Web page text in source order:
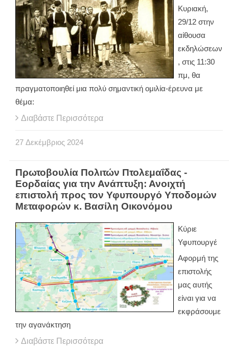
Κυριακή,
29/12 στην
αίθουσα
εκδηλώσεων
, στις 11:30
πμ, θα
πραγματοποιηθεί μια πολύ σημαντική ομιλία-έρευνα με
θέμα:
Διαβάστε Περισσότερα
27 Δεκέμβριος 2024
Πρωτοβουλία Πολιτών Πτολεμαΐδας -
Εορδαίας για την Ανάπτυξη: Ανοιχτή
επιστολή προς τον Υφυπουργό Υποδομών
Μεταφορών κ. Βασίλη Οικονόμου
Κύριε
Υφυπουργέ
Αφορμή της
επιστολής
μας αυτής
είναι για να
εκφράσουμε
την αγανάκτηση
Διαβάστε Περισσότερα